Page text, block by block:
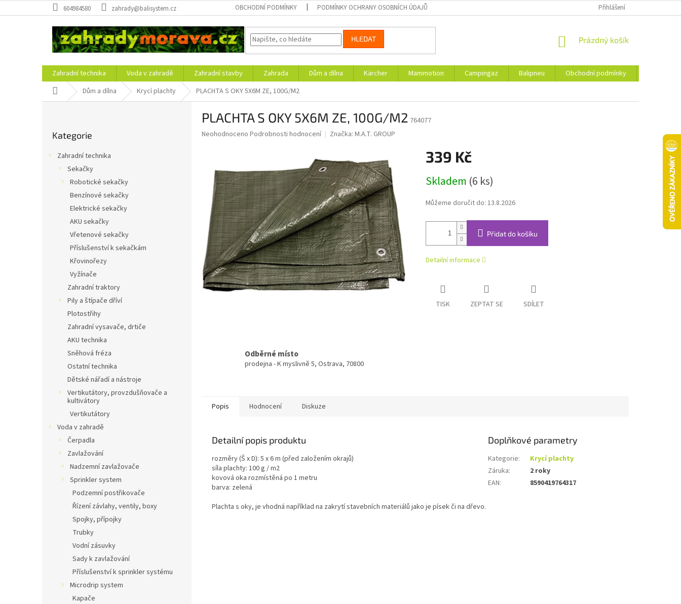
na
604984580 zahrady@balisystem.cz OBCHODNÍ PODMÍNKY PODMÍNKY OCHRANY OSOBNÍCH ÚDAJŮ Přihlášení
HLEDAT
NÁKUPNÍ
Prázdný košík
Zahradní technika Voda v zahradě Zahradní stavby Zahrada Dům a dílna Kärcher Mammotion Campingaz Balipneu Obchodní podmínky
Domů Dům a dílna Krycí plachty PLACHTA S OKY 5X6M ZE, 100G/M2
kategorie
Kategorie
Zahradní technika
Sekačky
Robotické sekačky
Benzínové sekačky
Elektrické sekačky
AKU sekačky
Vřetenové sekačky
Příslušenství k sekačkám
Křovinořezy
Vyžínače
Zahradní traktory
Pily a štípače dříví
Plotostřihy
Zahradní vysavače, drtiče
AKU technika
Sněhová fréza
Ostatní technika
Dětské nářadí a nástroje
Vertikutátory, provzdušňovače a
kultivátory
Vertikutátory
Voda v zahradě
Čerpadla
Zavlažování
Nadzemní zavlažovače
Sprinkler system
Podzemní postřikovače
Řízení závlahy, ventily, boxy
Spojky, přípojky
Trubky
Vodní zásuvky
Sady k zavlažování
Příslušenství k sprinkler systému
Microdrip system
Kapače
PLACHTA S OKY 5X6M ZE, 100G/M2 764077
Průměrné
hvězdiček.
Neohodnoceno Podrobnosti hodnocení Značka: M.A.T. GROUP
339 Kč
cena:
Skladem (6 ks)
Můžeme doručit do: 13.8.2026
Přidat do košíku
Detailní informace
TISK ZEPTAT SE SDÍLET
Odběrné místo
prodejna - K myslivně 5, Ostrava, 70800
Popis Hodnocení Diskuze
Detailní popis produktu
rozměry (Š x D): 5 x 6 m (před založením okrajů)
síla plachty: 100 g / m2
kovová oka rozmístěná po 1 metru
barva: zelená
Plachta s oky, je vhodná například na zakrytí stavebních materiálů jako je písek či na dřevo.
Doplňkové parametry
Kategorie:
Krycí plachty
Záruka:
2 roky
EAN: 8590419764317